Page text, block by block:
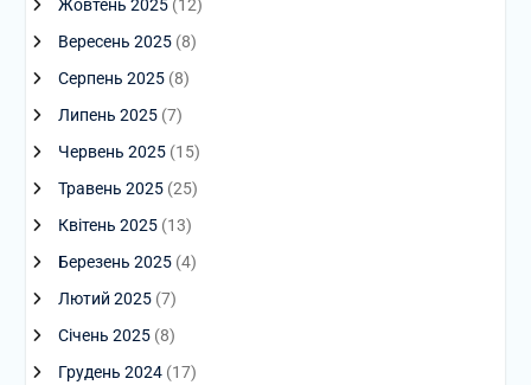
Жовтень 2025(12)
Вересень 2025(8)
Серпень 2025(8)
Липень 2025(7)
Червень 2025(15)
Травень 2025(25)
Квітень 2025(13)
Березень 2025(4)
Лютий 2025(7)
Січень 2025(8)
Грудень 2024(17)